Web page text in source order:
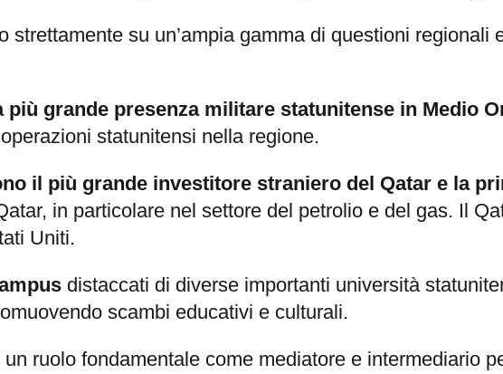
strettamente su un’ampia gamma di questioni
più grande presenza militare statunitense in Medio
statunitensi nella regione.
il più grande investitore straniero del Qatar e la
in particolare nel settore del petrolio e del gas. Il
Uniti.
distaccati di diverse importanti università
scambi educativi e culturali.
fondamentale come mediatore e intermediario